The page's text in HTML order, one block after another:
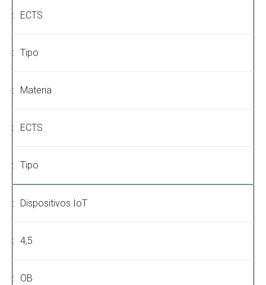
ECTS
Tipo
Materia
ECTS
Tipo
Dispositivos IoT
4,5
OB